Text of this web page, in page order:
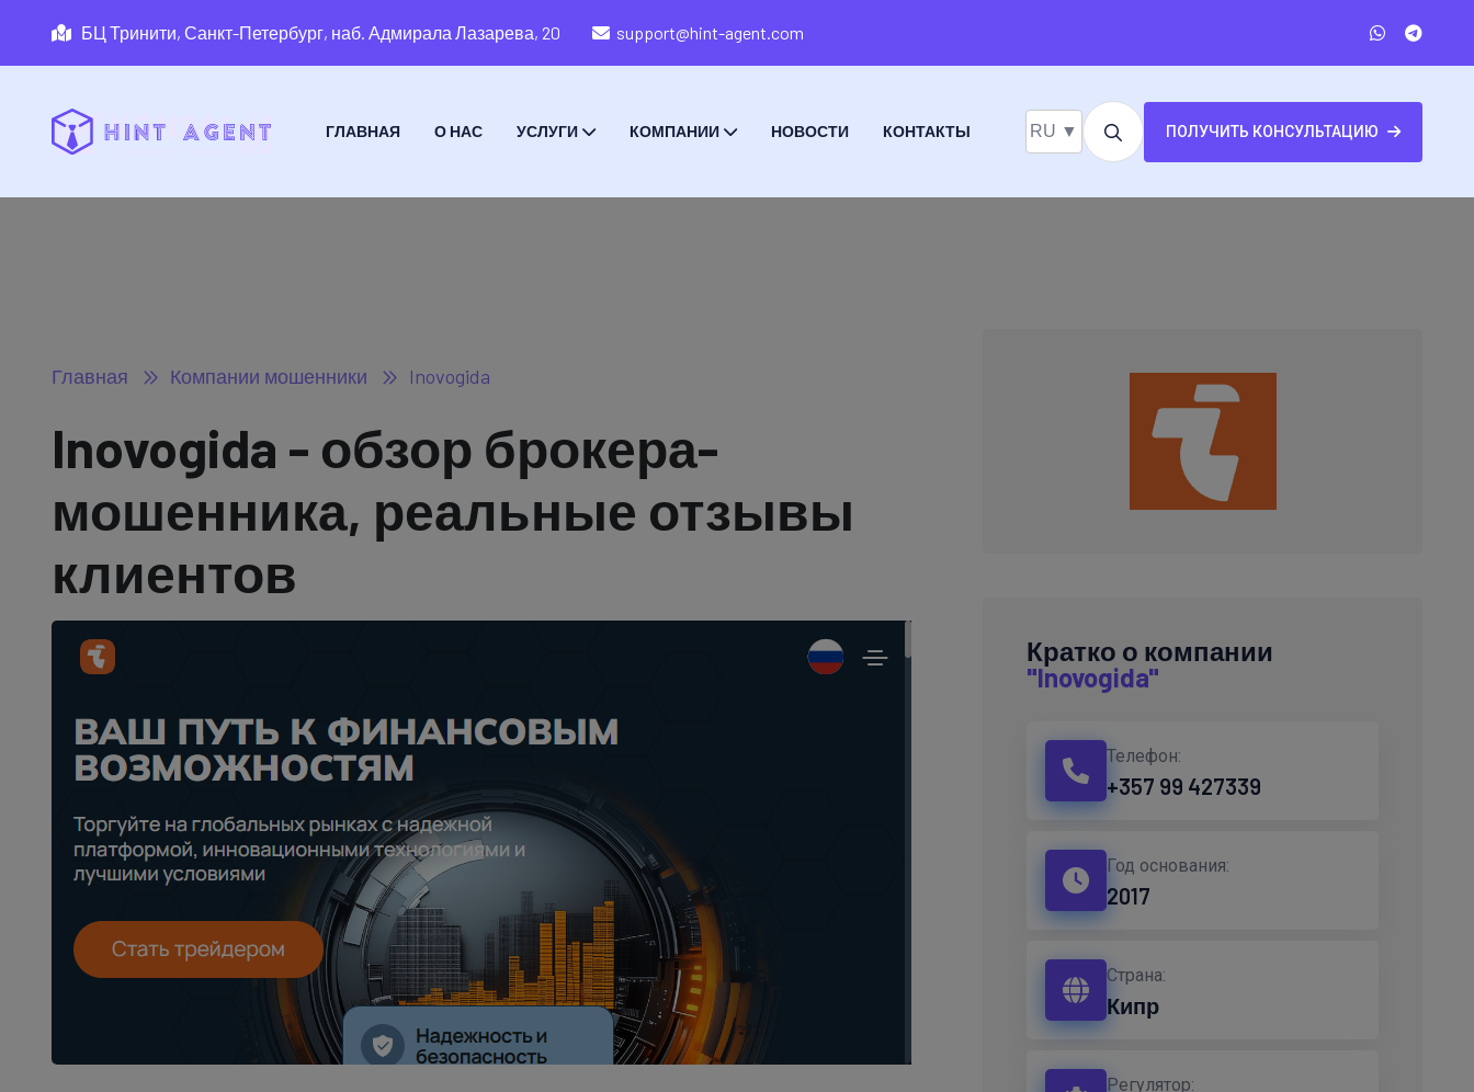
БЦ Тринити, Санкт-Петербург, наб. Адмирала Лазарева, 20 support@hint-agent.com
ГЛАВНАЯ О НАС УСЛУГИ КОМПАНИИ НОВОСТИ КОНТАКТЫ RU ▼ ПОЛУЧИТЬ КОНСУЛЬТАЦИЮ
Главная Компании мошенники Inovogida
Inovogida - обзор брокера-
мошенника, реальные отзывы
клиентов
Кратко о компании
"Inovogida"
Телефон:
+357 99 427339
Год основания:
2017
Страна:
Кипр
Регулятор: